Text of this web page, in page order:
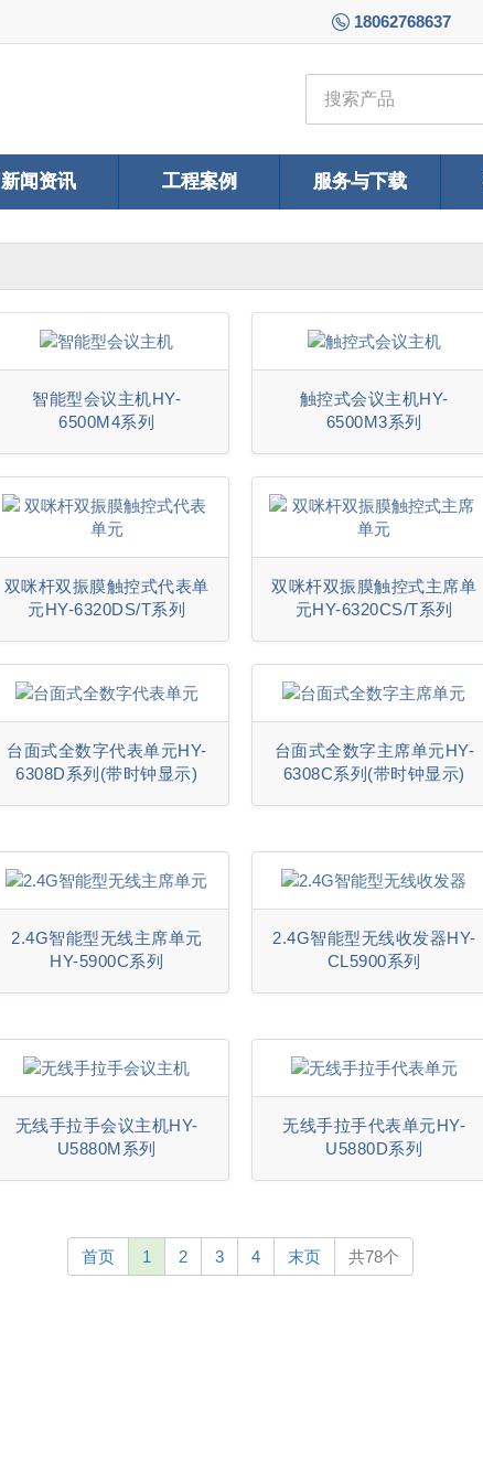
18062768637
新闻资讯 工程案例 服务与下载
智能型会议主机HY-
6500M4系列
触控式会议主机HY-
6500M3系列
双咪杆双振膜触控式代表单
元HY-6320DS/T系列
双咪杆双振膜触控式主席单
元HY-6320CS/T系列
台面式全数字代表单元HY-
6308D系列(带时钟显示)
台面式全数字主席单元HY-
6308C系列(带时钟显示)
2.4G智能型无线主席单元
HY-5900C系列
2.4G智能型无线收发器HY-
CL5900系列
无线手拉手会议主机HY-
U5880M系列
无线手拉手代表单元HY-
U5880D系列
首页 1 2 3 4 末页 共78个